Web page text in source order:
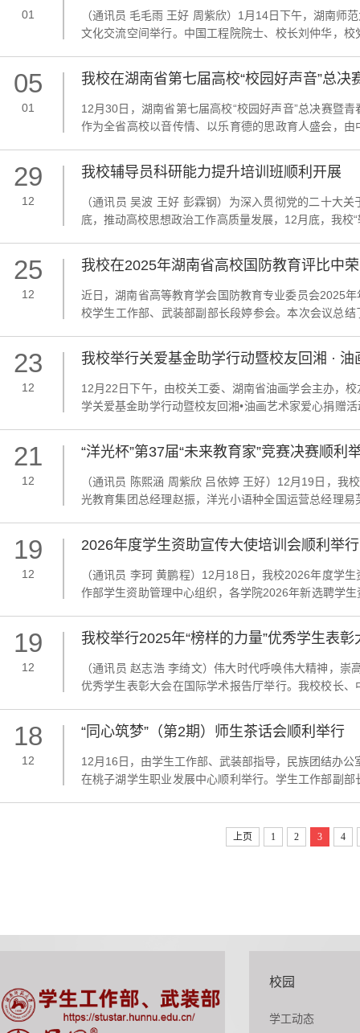
（通讯员 毛毛雨 王好 周紫欣）1月14日下午，湖南师
文化交流空间举行。中国工程院院士、校长刘仲华，
部长陈文雄出席。大会在庄严的国歌声中拉开序幕。
01
我校在湖南省第七届高校“校园好声音”总决
12月30日，湖南省第七届高校“校园好声音”总决赛暨
作为全省高校以音传情、以乐育德的思政育人盛会，
逐，湖南师范大学代表队凭借曲目《逆光》成功进入
05
01
我校辅导员科研能力提升培训班顺利开展
（通讯员 吴波 王好 彭霖钢）为深入贯彻党的二十大
底，推动高校思想政治工作高质量发展，12月底，我
育人成效为根本，将个人专业化发展与工作效能提升紧
29
12
我校在2025年湖南省高校国防教育评比中
近日，湖南省高等教育学会国防教育专业委员会2025
校学生工作部、武装部副部长段婷参会。本次会议总
位、升国旗仪式展示赛本科组一等奖、队列会操本科
25
12
我校举行关爱基金助学行动暨校友回湘 ·
12月22日下午，由校关工委、湖南省油画学会主办，
学关爱基金助学行动暨校友回湘•油画艺术家爱心捐赠
表示，“关爱基金”自成立以来，得到学校广大“五老”、
23
12
“洋光杯”第37届“未来教育家”竞赛决赛顺利
（通讯员 陈熙涵 周紫欣 吕依婷 王好）12月19日，我
光教育集团总经理赵振，洋光小语种全国运营总经理
学校长黄斌，中雅培粹学校党委书记严莹，湖南师大附
21
12
2026年度学生资助宣传大使培训会顺利举行
（通讯员 李珂 黄鹏程）12月18日，我校2026年度学
作部学生资助管理中心组织，各学院2026年新选聘学
传大使”颁发了荣誉证书和奖品。马克思主义学院贾雅
19
12
我校举行2025年“榜样的力量”优秀学生表彰
（通讯员 赵志浩 李绮文）伟大时代呼唤伟大精神，
优秀学生表彰大会在国际学术报告厅举行。我校校长
并向受表彰的集体与个人表示热烈祝贺。他肯定了本
19
12
“同心筑梦”（第2期）师生茶话会顺利举行
12月16日，由学生工作部、武装部指导，民族团结办公
在桃子湖学生职业发展中心顺利举行。学生工作部副
18
12
上页 1 2 3 4
校园
学工动态